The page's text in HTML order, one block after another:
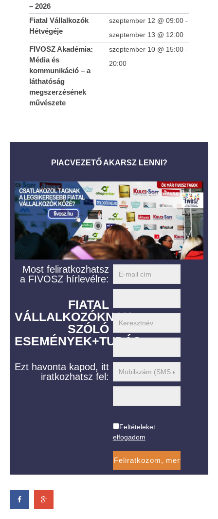
– 2026
Fiatal Vállalkozók
Hétvégéje
szeptember 12 @ 09:00 -
szeptember 13 @ 12:00
FIVOSZ Akadémia:
Média és
kommunikáció – a
láthatóság
megszerzésének
művészete
szeptember 10 @ 15:00 -
20:00
PIACVEZETŐ AKARSZ LENNI?
Most feliratkozhatsz
a FIVOSZ hírlevélre:
FIATAL
VÁLLALKOZÓKNAK
SZÓLÓ
ESEMÉNYEK+TUDÁS
Ezt havonta kapod, itt
iratkozhatsz fel:
Feltételeket
elfogadom